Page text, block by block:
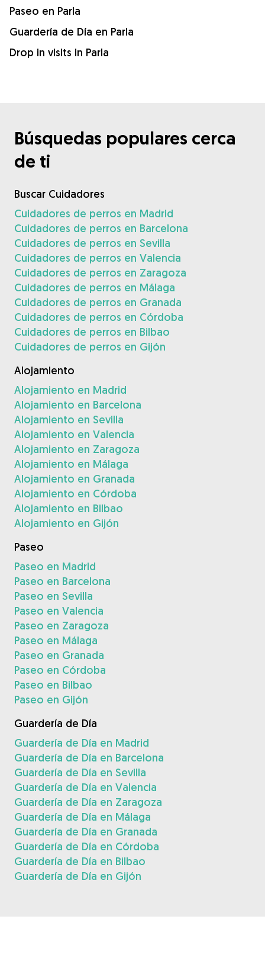
Paseo en Parla
Guardería de Día en Parla
Drop in visits in Parla
Búsquedas populares cerca
de ti
Buscar Cuidadores
Cuidadores de perros en Madrid
Cuidadores de perros en Barcelona
Cuidadores de perros en Sevilla
Cuidadores de perros en Valencia
Cuidadores de perros en Zaragoza
Cuidadores de perros en Málaga
Cuidadores de perros en Granada
Cuidadores de perros en Córdoba
Cuidadores de perros en Bilbao
Cuidadores de perros en Gijón
Alojamiento
Alojamiento en Madrid
Alojamiento en Barcelona
Alojamiento en Sevilla
Alojamiento en Valencia
Alojamiento en Zaragoza
Alojamiento en Málaga
Alojamiento en Granada
Alojamiento en Córdoba
Alojamiento en Bilbao
Alojamiento en Gijón
Paseo
Paseo en Madrid
Paseo en Barcelona
Paseo en Sevilla
Paseo en Valencia
Paseo en Zaragoza
Paseo en Málaga
Paseo en Granada
Paseo en Córdoba
Paseo en Bilbao
Paseo en Gijón
Guardería de Día
Guardería de Día en Madrid
Guardería de Día en Barcelona
Guardería de Día en Sevilla
Guardería de Día en Valencia
Guardería de Día en Zaragoza
Guardería de Día en Málaga
Guardería de Día en Granada
Guardería de Día en Córdoba
Guardería de Día en Bilbao
Guardería de Día en Gijón